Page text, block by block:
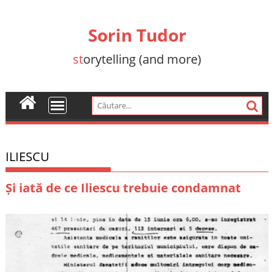
Sorin Tudor
storytelling (and more)
ILIESCU
Și iată de ce Iliescu trebuie condamnat